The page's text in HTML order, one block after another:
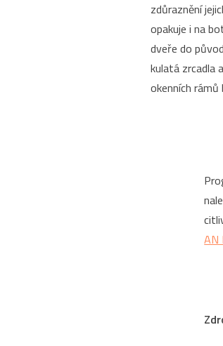
zdůraznění
opakuje i na
dveře do
kulatá zrcadla
okenních rámů
AN